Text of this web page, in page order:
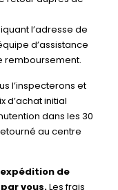
l’adresse de
d’assistance
remboursement.
l’inspecterons et
d’achat initial
dans les 30
au centre
de
vous.Les frais